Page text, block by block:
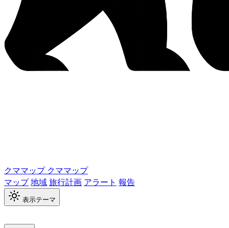
クママップ クママップ
マップ地域旅行計画 アラート 報告
表示テーマ